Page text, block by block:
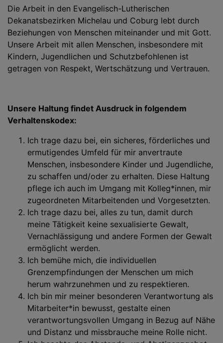
Die Arbeit in den Evangelisch-Lutherischen
Dekanatsbezirken Michelau und Coburg lebt durch
Beziehungen von Menschen miteinander und mit Gott.
Unsere Arbeit mit allen Menschen, insbesondere mit
Kindern, Jugendlichen und Schutzbefohlenen ist
getragen von Respekt, Wertschätzung und Vertrauen.
Unsere Haltung findet Ausdruck in folgendem
Verhaltenskodex:
Ich trage dazu bei, ein sicheres, förderliches und
ermutigendes Umfeld für mir anvertraute
Menschen, insbesondere Kinder und Jugendliche,
zu schaffen und/oder zu erhalten. Diese Haltung
pflege ich auch im Umgang mit Kolleg*innen, mir
zugeordneten Mitarbeitenden und Vorgesetzten.
Ich trage dazu bei, alles zu tun, damit durch
meine Tätigkeit keine sexualisierte Gewalt,
Vernachlässigung und andere Formen der Gewalt
ermöglicht werden.
Ich bemühe mich, die individuellen
Grenzempfindungen der Menschen um mich
herum wahrzunehmen und zu respektieren.
Ich bin mir meiner besonderen Verantwortung als
Mitarbeiter*in bewusst, gestalte einen
verantwortungsvollen Umgang in Bezug auf Nähe
und Distanz und missbrauche meine Rolle nicht.